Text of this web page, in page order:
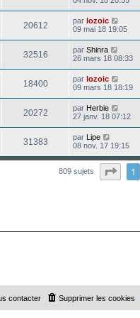
20612 par lozoic
09 mai 18 19:05
32516 par Shinra
26 mars 18 08:33
18400 par lozoic
09 mars 18 18:19
20272 par Herbie
27 janv. 18 07:12
31383 par Lipe
08 nov. 17 19:15
809 sujets Page1
Supprimer les cookies
contacter